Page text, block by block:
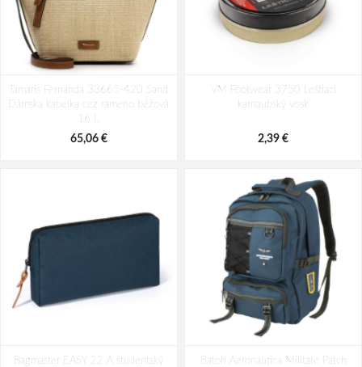
Tamaris Fernanda 33665-420 Sand
Dámska kabelka cez rameno béžová
16 L
65,06 €
VM Footwear 3750 Leštiaci
karnaubský vosk
2,39 €
Bagmaster EASY 22 A študentský
Batoh Aeronautica Militare Patch